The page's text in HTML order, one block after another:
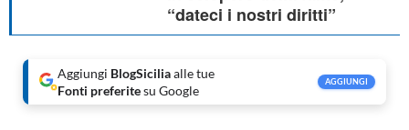
“dateci i nostri diritti”
Aggiungi BlogSiciliaalle tue
Fonti preferitesu Google
AGGIUNGI